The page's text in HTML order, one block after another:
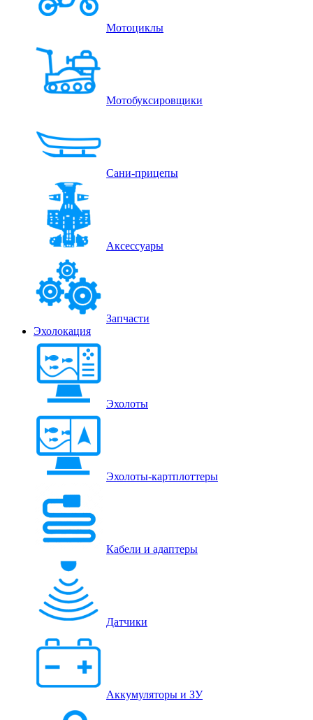
Мотоциклы
Мотобуксировщики
Сани-прицепы
Аксессуары
Запчасти
Эхолокация
Эхолоты
Эхолоты-картплоттеры
Кабели и адаптеры
Датчики
Аккумуляторы и ЗУ